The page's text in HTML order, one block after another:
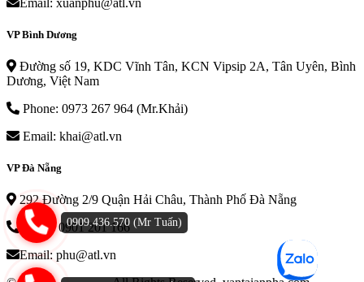
VP Bình Dương
Đường số 19, KDC Vĩnh Tân, KCN Vipsip 2A, Tân Uyên, Bình
Dương, Việt Nam
Phone: 0973 267 964 (Mr.Khải)
Email: khai@atl.vn
VP Đà Nẵng
292 Đường 2/9 Quận Hải Châu, Thành Phố Đà Nẵng
Phone: 0901 201 166
Email: phu@atl.vn
0909.436.570 (Mr Tuấn)